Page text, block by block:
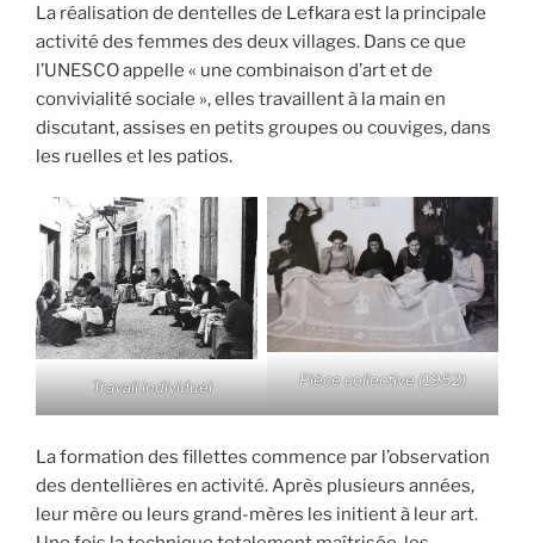
La réalisation de dentelles de Lefkara est la principale
activité des femmes des deux villages. Dans ce que
l’UNESCO appelle « une combinaison d’art et de
convivialité sociale », elles travaillent à la main en
discutant, assises en petits groupes ou couviges, dans
les ruelles et les patios.
Travail individuel Pièce collective (1952)
La formation des fillettes commence par l’observation
des dentellières en activité. Après plusieurs années,
leur mère ou leurs grand-mères les initient à leur art.